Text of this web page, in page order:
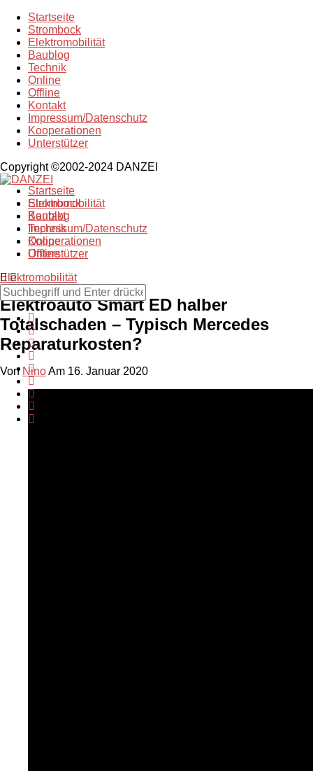
Startseite
Strombock
Elektromobilität
Baublog
Technik
Online
Offline
Kontakt
Impressum/Datenschutz
Kooperationen
Unterstützer
Copyright ©2002-2024 DANZEI
Startseite
Strombock
Kontakt
Impressum/Datenschutz
Kooperationen
Unterstützer
Elektromobilität
Baublog
Technik
Online
Offline
Elektromobilität
Elektroauto Smart ED halber
Totalschaden – Typisch Mercedes
Reparaturkosten?
Von NinoAm 16. Januar 2020